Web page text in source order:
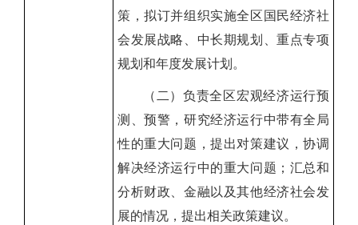
策，拟订并组织实施全区国民经济社
会发展战略、中长期规划、重点专项
规划和年度发展计划。
（二）负责全区宏观经济运行预
测、预警，研究经济运行中带有全局
性的重大问题，提出对策建议，协调
解决经济运行中的重大问题；汇总和
分析财政、金融以及其他经济社会发
展的情况，提出相关政策建议。